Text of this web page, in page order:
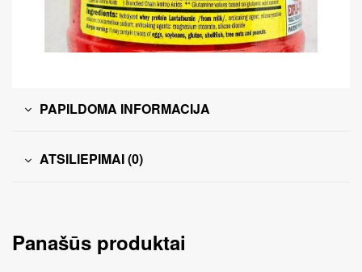
PAPILDOMA INFORMACIJA
ATSILIEPIMAI (0)
Panašūs produktai